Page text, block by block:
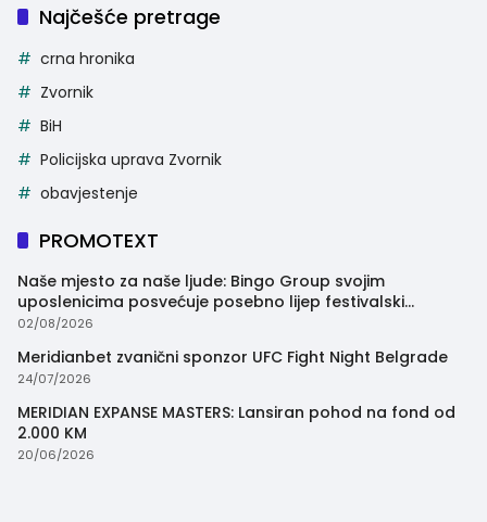
Najčešće pretrage
crna hronika
Zvornik
BiH
Policijska uprava Zvornik
obavjestenje
PROMOTEXT
Naše mjesto za naše ljude: Bingo Group svojim
uposlenicima posvećuje posebno lijep festivalski
trenutak
02/08/2026
Meridianbet zvanični sponzor UFC Fight Night Belgrade
24/07/2026
MERIDIAN EXPANSE MASTERS: Lansiran pohod na fond od
2.000 KM
20/06/2026